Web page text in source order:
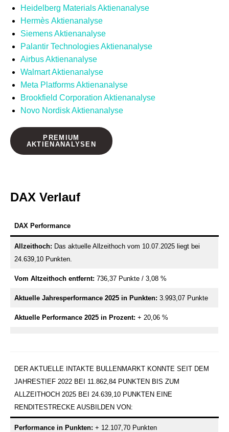
Heidelberg Materials Aktienanalyse
Hermès Aktienanalyse
Siemens Aktienanalyse
Palantir Technologies Aktienanalyse
Airbus Aktienanalyse
Walmart Aktienanalyse
Meta Platforms Aktienanalyse
Brookfield Corporation Aktienanalyse
Novo Nordisk Aktienanalyse
PREMIUM
AKTIENANALYSEN
DAX Verlauf
DAX Performance
Allzeithoch: Das aktuelle Allzeithoch vom 10.07.2025 liegt bei
24.639,10 Punkten.
Vom Altzeithoch entfernt: 736,37 Punkte / 3,08 %
Aktuelle Jahresperformance 2025 in Punkten: 3.993,07 Punkte
Aktuelle Performance 2025 in Prozent: + 20,06 %
DER AKTUELLE INTAKTE BULLENMARKT KONNTE SEIT DEM
JAHRESTIEF 2022 BEI 11.862,84 PUNKTEN BIS ZUM
ALLZEITHOCH 2025 BEI 24.639,10 PUNKTEN EINE
RENDITESTRECKE AUSBILDEN VON:
Performance in Punkten: + 12.107,70 Punkten